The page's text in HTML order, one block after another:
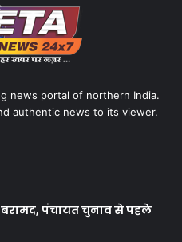
news portal of northern India.
authentic news to its viewer.
पंचायत चुनाव से पहले